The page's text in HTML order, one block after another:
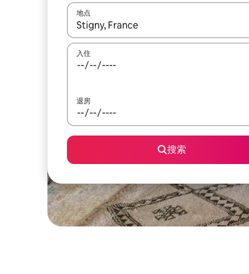
地点
如有搜索结果，请使用上下方向键查看，或通
入住
退房
搜索